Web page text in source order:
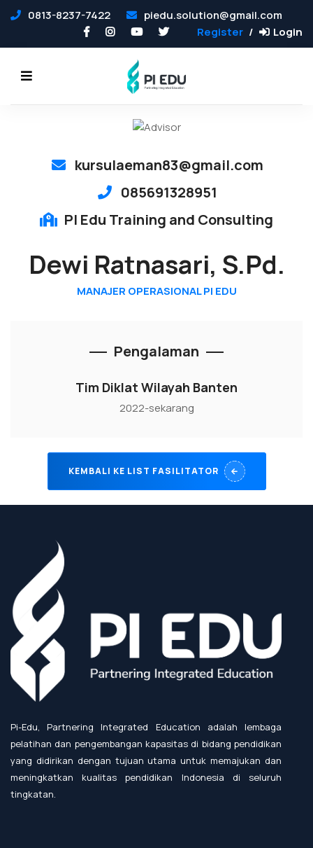
0813-8237-7422
piedu.solution@gmail.com
Register
Login
kursulaeman83@gmail.com
085691328951
PI Edu Training and Consulting
Dewi Ratnasari, S.Pd.
MANAJER OPERASIONAL PI EDU
Pengalaman
Tim Diklat Wilayah Banten
2022-sekarang
KEMBALI KE LIST FASILITATOR
Pi-Edu, Partnering Integrated Education adalah lembaga
pelatihan dan pengembangan kapasitas di bidang pendidikan
yang didirikan dengan tujuan utama untuk memajukan dan
meningkatkan kualitas pendidikan Indonesia di seluruh
tingkatan.